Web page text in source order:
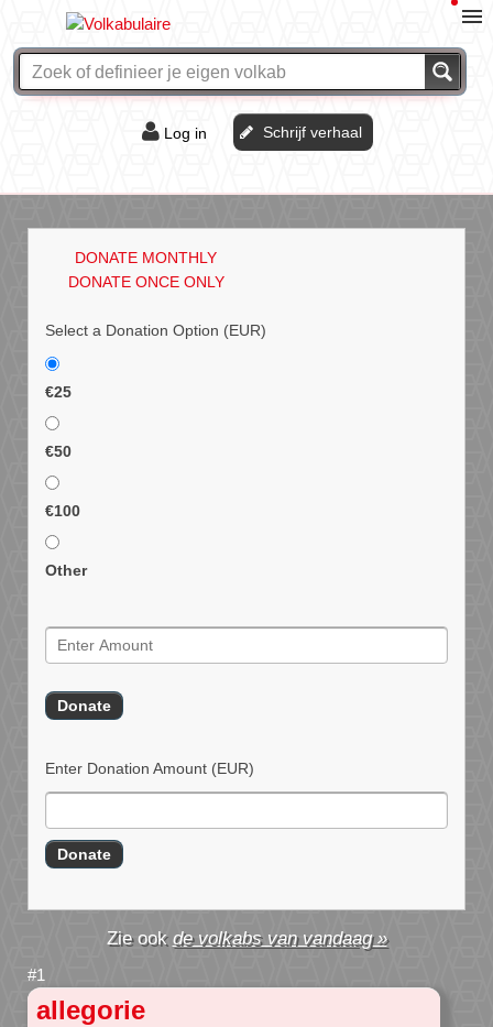
Log in Schrijf verhaal
DONATE MONTHLY
DONATE ONCE ONLY
Select a Donation Option (EUR)
€25
€50
€100
Other
Enter Donation Amount (EUR)
de volkabs van vandaag »
allegorie